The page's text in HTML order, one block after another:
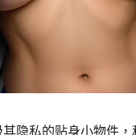
私的贴身小物件，